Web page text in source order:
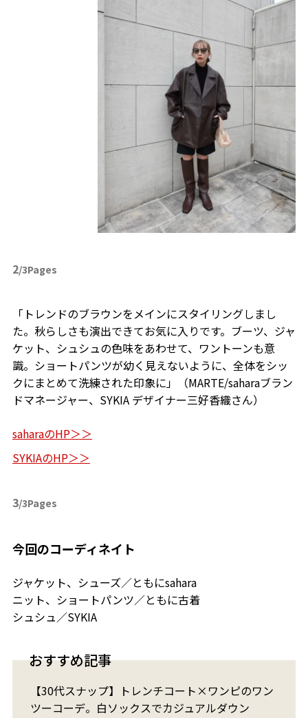
2/3Pages
「トレンドのブラウンをメインにスタイリングしまし
た。秋らしさも演出できてお気に入りです。ブーツ、ジャ
ケット、シュシュの色味をあわせて、ワントーンも意
識。ショートパンツが幼く見えないように、全体をシッ
クにまとめて洗練された印象に」（MARTE/saharaブラン
ドマネージャー、SYKIA デザイナー三好香織さん）
saharaのHP＞＞
SYKIAのHP＞＞
3/3Pages
今回のコーディネイト
ジャケット、シューズ／ともにsahara
ニット、ショートパンツ／ともに古着
シュシュ／SYKIA
おすすめ記事
【30代スナップ】トレンチコート×ワンピのワン
ツーコーデ。白ソックスでカジュアルダウン